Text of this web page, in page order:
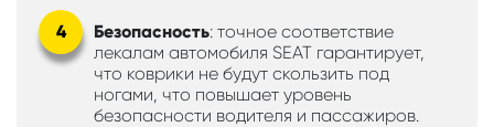
Безопасность: точное соответствие
лекалам автомобиля SEAT гарантирует,
что коврики не будут скользить под
ногами, что повышает уровень
безопасности водителя и пассажиров.